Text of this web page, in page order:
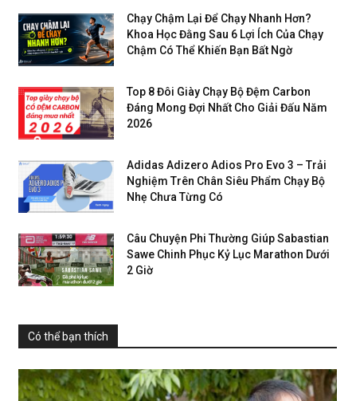
Chạy Chậm Lại Để Chạy Nhanh Hơn?
Khoa Học Đằng Sau 6 Lợi Ích Của Chạy
Chậm Có Thể Khiến Bạn Bất Ngờ
Top 8 Đôi Giày Chạy Bộ Đệm Carbon
Đáng Mong Đợi Nhất Cho Giải Đấu Năm
2026
Adidas Adizero Adios Pro Evo 3 – Trải
Nghiệm Trên Chân Siêu Phẩm Chạy Bộ
Nhẹ Chưa Từng Có
Câu Chuyện Phi Thường Giúp Sabastian
Sawe Chinh Phục Kỷ Lục Marathon Dưới
2 Giờ
Có thể bạn thích